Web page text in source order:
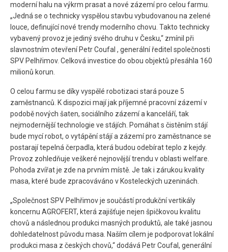
moderní halu na výkrm prasat a nové zázemí pro celou farmu.
„Jedná se o technicky vyspělou stavbu vybudovanou na zelené
louce, definující nové trendy moderního chovu. Takto technicky
vybavený provoz je jediný svého druhu v Česku,“ zmínil při
slavnostním otevření Petr Coufal , generální ředitel společnosti
SPV Pelhřimov. Celková investice do obou objektů přesáhla 160
milionů korun.
O celou farmu se díky vyspělé robotizaci stará pouze 5
zaměstnanců. K dispozici mají jak příjemné pracovní zázemí v
podobě nových šaten, sociálního zázemí a kanceláří, tak
nejmodernější technologie ve stájích. Pomáhat s čistěním stájí
bude mycí robot, o vytápění stájí a zázemí pro zaměstnance se
postarají tepelná čerpadla, která budou odebírat teplo z kejdy.
Provoz zohledňuje veškeré nejnovější trendu v oblasti welfare.
Pohoda zvířat je zde na prvním místě. Je tak i zárukou kvality
masa, které bude zpracováváno v Kosteleckých uzeninách.
„Společnost SPV Pelhřimov je součástí produkční vertikály
koncernu AGROFERT, která zajišťuje nejen špičkovou kvalitu
chovů a následnou produkci masných produktů, ale také jasnou
dohledatelnost původu masa. Naším cílem je podporovat lokální
produkci masa z českých chovů,“ dodává Petr Coufal, generální